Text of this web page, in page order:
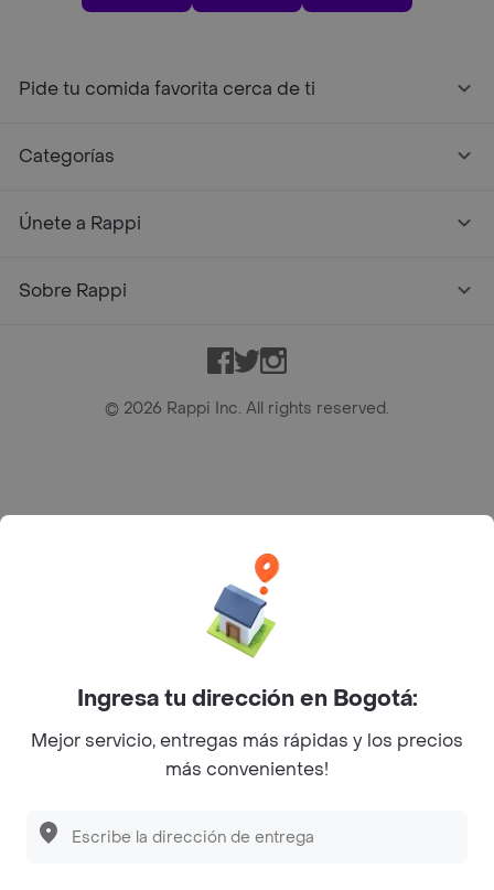
Pide tu comida favorita cerca de ti
Categorías
Únete a Rappi
Sobre Rappi
Facebook
TwitterInstagram
© 2026 Rappi Inc. All rights reserved.
Bogotá D.C. --- notificacionesrappi@rappi.com
Ingresa tu dirección en Bogotá:
Mejor servicio, entregas más rápidas y los precios
más convenientes!